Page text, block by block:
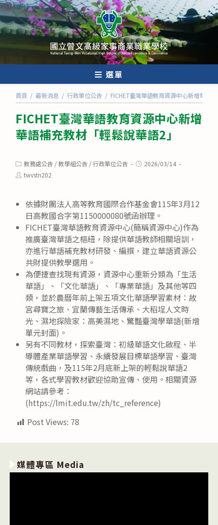
跳
轉
至
內
選單
首頁 / 最新消息 / 行政單位公告 / FICHET臺灣華語教育資源中心新增華語
FICHET臺灣華語教育資源中心新增
華語補充教材「輕鬆說華語2」
Post
category:
教務處公告 /教學組公告 /行政單位公告
Post2026/03/14
Posttwvstn202
依據財團法人高等教育國際合作基金會115年3月12
日高教國合字第1150000080號函辦理。
FICHET臺灣華語教育資源中心(簡稱資源中心)作為
推廣臺灣華語之樞紐，除提供華語教師相關培訓，
亦進行華語補充教材研發、編撰，建立華語資源公
共財提供教學選用。
為便捷查找現有資源，資源中心重新分類為「生活
華語」、「文化華語」、「專業華語」及其他等四
類，並於農曆年前上架五項文化華語學習素材：故
宮尋寶之旅、宜蘭傳藝生活傳承、大稻埕人文時
光、濕地探險家：高美濕地、驚豔臺灣學華語(新增
單元封面)。
另有不同教材，探索臺灣：初級華語文化啟程、半
導體產業華語學習、永續發展目標華語學習、臺灣
傳統戲曲，及115年2月底新上架的輕鬆說華語2
等，各式學習教材歡迎協助宣傳、使用。相關資源
網站請參考：
(https://lmit.edu.tw/zh/tc_reference)
Post Views: 78
媒體專區 Media